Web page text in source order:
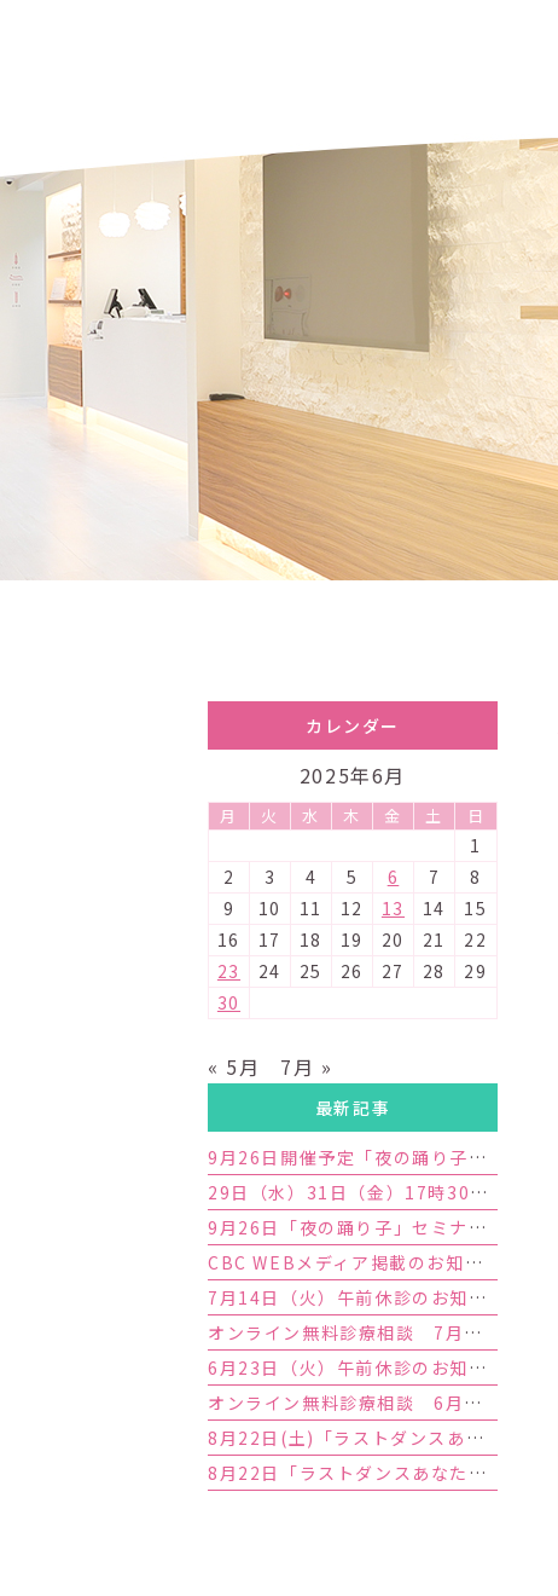
カレンダー
2025年6月
月 火 水 木 金 土 日
1
2
3 4 5 6 7
8
9
10 11 12 13 14
15
16
17 18 19 20 21
22
23
24 25 26 27 28
29
30
« 5月 7月 »
最新記事
9月26日開催予定「夜の踊り子」セミナー満席のお知らせ
29日（水）31日（金）17時30分外来終了のお知らせ
9月26日「夜の踊り子」セミナー開催のお知らせ
CBC WEBメディア掲載のお知らせ
7月14日（火）午前休診のお知らせ
オンライン無料診療相談 7月予約枠増枠のお知らせ
6月23日（火）午前休診のお知らせ
オンライン無料診療相談 6月予約枠増枠のお知らせ
8月22日(土)「ラストダンスあなたと」セミナー満席のお知らせ
8月22日「ラストダンスあなたと」セミナー開催のお知らせ